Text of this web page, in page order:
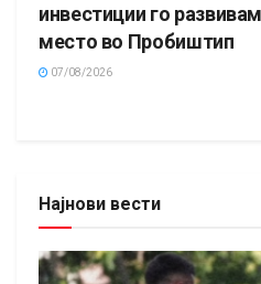
инвестиции го
место во Пробиштип
07/08/2026
Најнови вести